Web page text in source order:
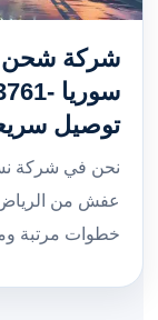
شركة شحن
توصيل
نحن في شركة
عفش من الرياض
خطوات مرتبة